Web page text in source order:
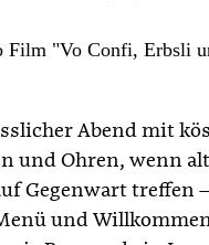
Film "Vo Confi, Erbsli
Abend mit
und Ohren, wenn
Gegenwart treffen
und